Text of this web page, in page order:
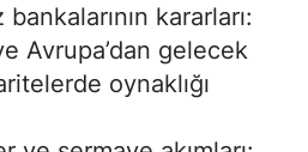
kararları:
Avrupa’dan gelecek
oynaklığı